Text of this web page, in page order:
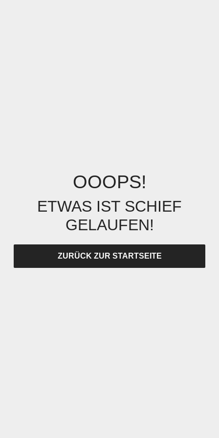
OOOPS!
ETWAS IST SCHIEF
GELAUFEN!
ZURÜCK ZUR STARTSEITE